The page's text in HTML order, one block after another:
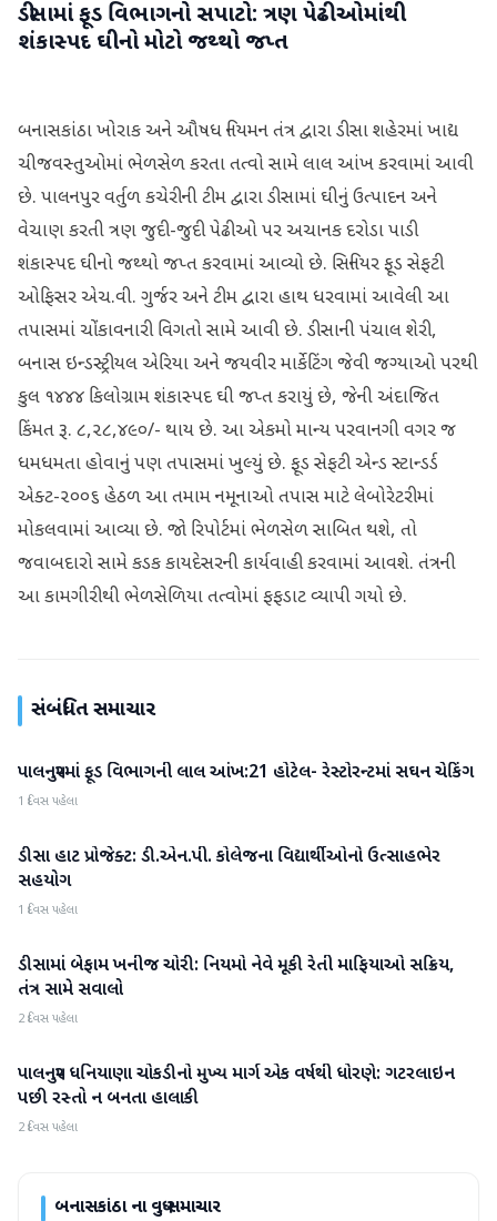
ડીસામાં ફૂડ વિભાગનો સપાટો: ત્રણ પેઢીઓમાંથી
શંકાસ્પદ ઘીનો મોટો જથ્થો જપ્ત
બનાસકાંઠા ખોરાક અને ઔષધ નિયમન તંત્ર દ્વારા ડીસા શહેરમાં ખાદ્ય
ચીજવસ્તુઓમાં ભેળસેળ કરતા તત્વો સામે લાલ આંખ કરવામાં આવી
છે. પાલનપુર વર્તુળ કચેરીની ટીમ દ્વારા ડીસામાં ઘીનું ઉત્પાદન અને
વેચાણ કરતી ત્રણ જુદી-જુદી પેઢીઓ પર અચાનક દરોડા પાડી
શંકાસ્પદ ઘીનો જથ્થો જપ્ત કરવામાં આવ્યો છે. સિનિયર ફૂડ સેફટી
ઓફિસર એચ.વી. ગુર્જર અને ટીમ દ્વારા હાથ ધરવામાં આવેલી આ
તપાસમાં ચોંકાવનારી વિગતો સામે આવી છે. ડીસાની પંચાલ શેરી,
બનાસ ઇન્ડસ્ટ્રીયલ એરિયા અને જયવીર માર્કેટિંગ જેવી જગ્યાઓ પરથી
કુલ ૧૪૪૪ કિલોગ્રામ શંકાસ્પદ ઘી જપ્ત કરાયું છે, જેની અંદાજિત
કિંમત રૂ. ૮,૨૮,૪૯૦/- થાય છે. આ એકમો માન્ય પરવાનગી વગર જ
ધમધમતા હોવાનું પણ તપાસમાં ખુલ્યું છે. ફૂડ સેફટી એન્ડ સ્ટાન્ડર્ડ
એક્ટ-૨૦૦૬ હેઠળ આ તમામ નમૂનાઓ તપાસ માટે લેબોરેટરીમાં
મોકલવામાં આવ્યા છે. જો રિપોર્ટમાં ભેળસેળ સાબિત થશે, તો
જવાબદારો સામે કડક કાયદેસરની કાર્યવાહી કરવામાં આવશે. તંત્રની
આ કામગીરીથી ભેળસેળિયા તત્વોમાં ફફડાટ વ્યાપી ગયો છે.
સંબંધિત સમાચાર
બનાસકાંઠા
પાલનપુરમાં ફૂડ વિભાગની લાલ આંખ:21 હોટેલ- રેસ્ટોરન્ટમાં સઘન ચેકિંગ
1 દિવસ પહેલા
બનાસકાંઠા
ડીસા હાટ પ્રોજેક્ટ: ડી.એન.પી. કોલેજના વિદ્યાર્થીઓનો ઉત્સાહભેર
સહયોગ
1 દિવસ પહેલા
બનાસકાંઠા
ડીસામાં બેફામ ખનીજ ચોરી: નિયમો નેવે મૂકી રેતી માફિયાઓ સક્રિય,
તંત્ર સામે સવાલો
2 દિવસ પહેલા
બનાસકાંઠા
પાલનપુર ધનિયાણા ચોકડીનો મુખ્ય માર્ગ એક વર્ષથી ધોરણે: ગટરલાઇન
પછી રસ્તો ન બનતા હાલાકી
2 દિવસ પહેલા
બનાસકાંઠાના વધુ સમાચાર